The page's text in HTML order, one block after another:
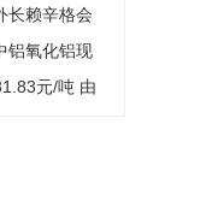
长赖辛格会
铝氧化铝现
元/吨 由